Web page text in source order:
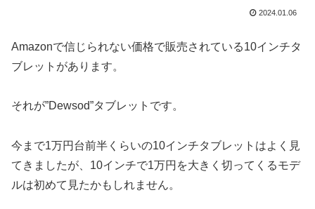
2024.01.06
Amazonで信じられない価格で販売されている10インチタ
ブレットがあります。
それが”Dewsod”タブレットです。
今まで1万円台前半くらいの10インチタブレットはよく見
てきましたが、10インチで1万円を大きく切ってくるモデ
ルは初めて見たかもしれません。